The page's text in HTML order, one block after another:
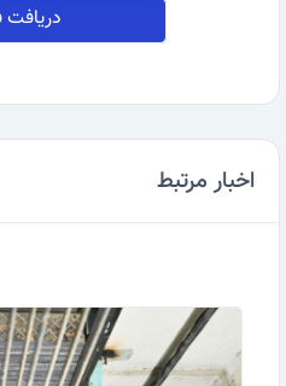
دریافت
اخبار مرتبط